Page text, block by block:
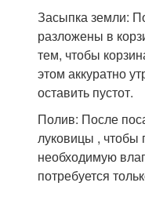
Засыпка земли:
разложены в
тем, чтобы
этом аккуратно
оставить пустот.
Полив: После
луковицы , чтобы
необходимую
потребуется